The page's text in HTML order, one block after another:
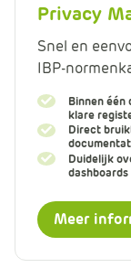
Privacy
Snel en
IBP-
Binnen één
klare
Direct
Duidelijk
dashboards
Meer